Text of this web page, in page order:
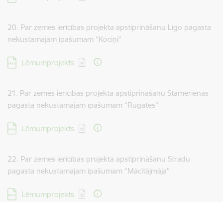
20. Par zemes ierīcības projekta apstiprināšanu Līgo pagasta
nekustamajam īpašumam “Kociņi”
Lejupielādēt:
Lēmumprojekts
21. Par zemes ierīcības projekta apstiprināšanu Stāmerienas
pagasta nekustamajam īpašumam “Rugātes”
Lejupielādēt:
Lēmumprojekts
22. Par zemes ierīcības projekta apstiprināšanu Stradu
pagasta nekustamajam īpašumam “Mācītājmāja”
Lejupielādēt:
Lēmumprojekts